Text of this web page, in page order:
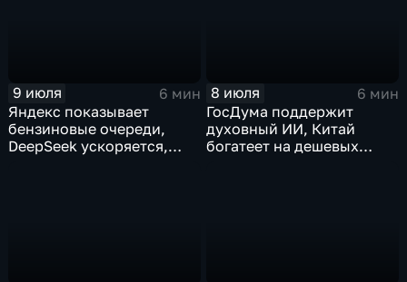
9 июля
6 мин
Яндекс показывает
бензиновые очереди,
DeepSeek ускоряется,
8 июля
6 мин
ГосДума поддержит
духовный ИИ, Китай
богатеет на дешевых